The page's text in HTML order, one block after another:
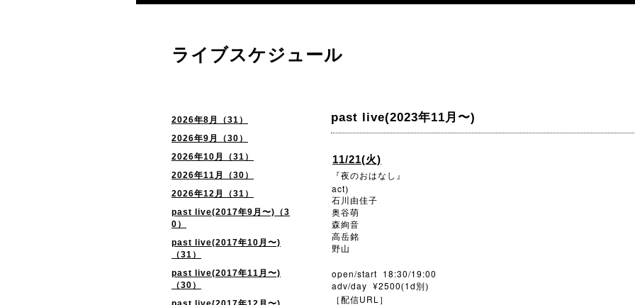
2026年8月（31）
2026年9月（30）
2026年10月（31）
2026年11月（30）
2026年12月（31）
past live(2017年9月〜)（3
0）
past live(2017年10月〜)
（31）
past live(2017年11月〜)
（30）
ライブスケジュール
past live(2023年11月〜)
11/21(火)
『夜のおはなし』
act)
石川由佳子
奥谷萌
森絢音
高岳銘
野山
open/start 18:30/19:00
adv/day ¥2500(1d 別)
［配信URL ］